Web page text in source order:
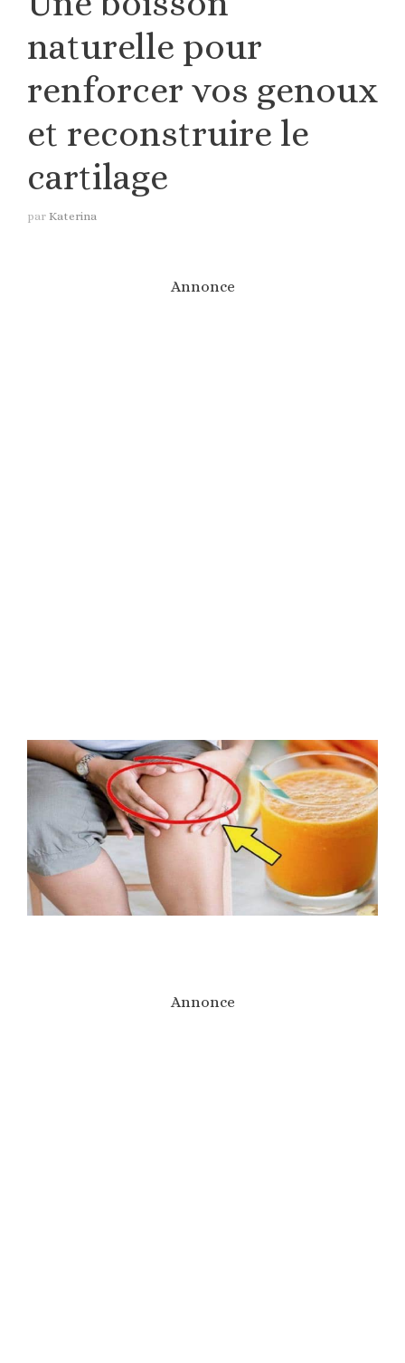
naturelle pour
renforcer vos genoux
et reconstruire le
cartilage
par Katerina
Annonce
Annonce